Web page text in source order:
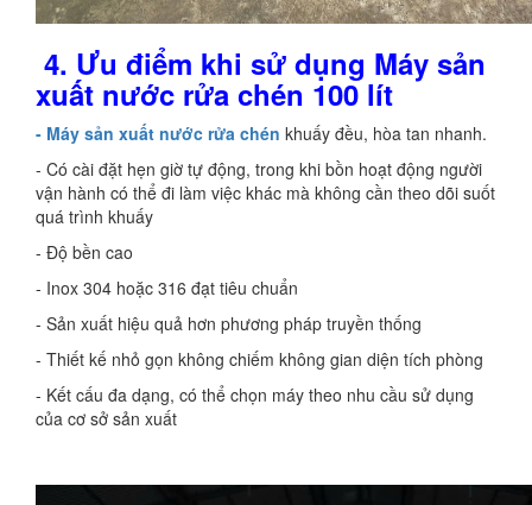
4. Ưu điểm khi sử dụng Máy sản
xuất nước rửa chén 100 lít
- Máy sản xuất nước rửa chén khuấy đều, hòa tan nhanh.
- Có cài đặt hẹn giờ tự động, trong khi bồn hoạt động người
vận hành có thể đi làm việc khác mà không cần theo dõi suốt
quá trình khuấy
- Độ bền cao
- Inox 304 hoặc 316 đạt tiêu chuẩn
- Sản xuất hiệu quả hơn phương pháp truyền thống
- Thiết kế nhỏ gọn không chiếm không gian diện tích phòng
- Kết cấu đa dạng, có thể chọn máy theo nhu cầu sử dụng
của cơ sở sản xuất